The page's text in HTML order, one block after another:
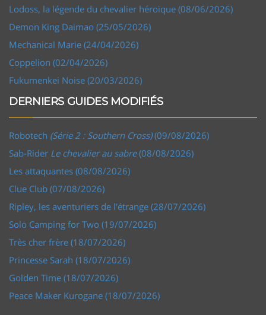
Lodoss, la légende du chevalier héroïque (08/06/2026)
Demon King Daimao (25/05/2026)
Mechanical Marie (24/04/2026)
Coppelion (02/04/2026)
Fukumenkei Noise (20/03/2026)
DERNIERS GUIDES MODIFIÉS
Robotech (Série 2 : Southern Cross)(09/08/2026)
Sab-Rider Le chevalier au sabre(08/08/2026)
Les attaquantes (08/08/2026)
Clue Club (07/08/2026)
Ripley, les aventuriers de l'étrange (28/07/2026)
Solo Camping for Two (19/07/2026)
Très cher frère (18/07/2026)
Princesse Sarah (18/07/2026)
Golden Time (18/07/2026)
Peace Maker Kurogane (18/07/2026)